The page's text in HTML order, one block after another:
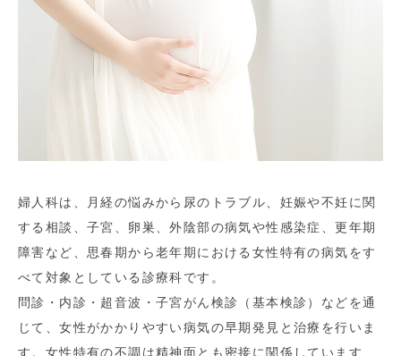
婦人科は、月経の悩みから尿のトラブル、妊娠や不妊に関
する相談、子宮、卵巣、外陰部の病気や性感染症、更年期
障害など、思春期から老年期における女性特有の病気をす
べて対象としている診療科です。
問診・内診・超音波・子宮がん検診（基本検診）などを通
じて、女性がかかりやすい病気の早期発見と治療を行いま
す。女性特有の不調は精神面とも密接に関係しています